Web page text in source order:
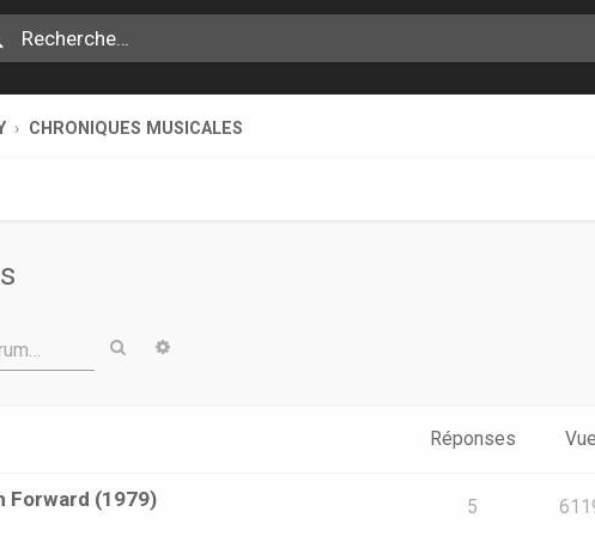
CHRONIQUES MUSICALES
Rechercher
Réponses
Forward (1979) 5